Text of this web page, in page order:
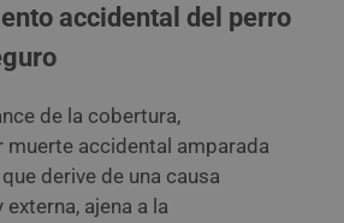
accidental del perro
de la cobertura,
muerte accidental amparada
derive de una causa
ajena a la